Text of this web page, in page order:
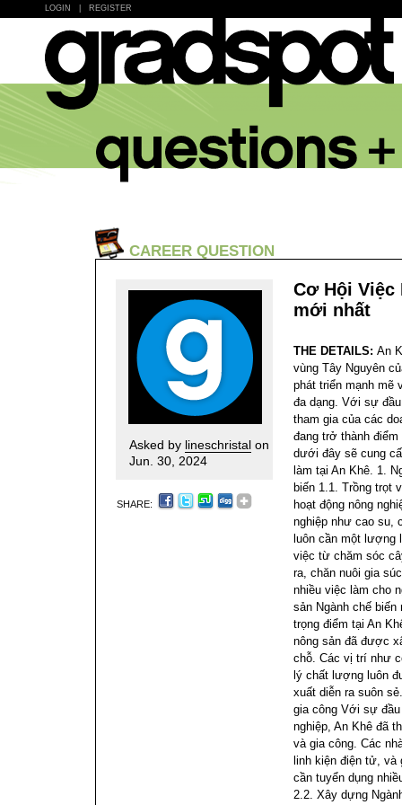
LOGIN REGISTER
CAREER QUESTION
Asked by lineschristal on
Jun. 30, 2024
SHARE:
Cơ Hội Việc
mới nhất
THE DETAILS: An
vùng Tây Nguyên
phát triển mạnh
đa dạng. Với sự
tham gia của các
đang trở thành
dưới đây sẽ cung
làm tại An Khê. 1.
biến 1.1. Trồng trọt
hoạt động nông
nghiệp như cao su,
luôn cần một lượng
việc từ chăm sóc
ra, chăn nuôi gia
nhiều việc làm cho
sản Ngành chế
trọng điểm tại An
nông sản đã được
chỗ. Các vị trí như
lý chất lượng luôn
xuất diễn ra suôn sẻ.
gia công Với sự
nghiệp, An Khê đã
và gia công. Các
linh kiện điện tử,
cần tuyển dụng
2.2. Xây dựng